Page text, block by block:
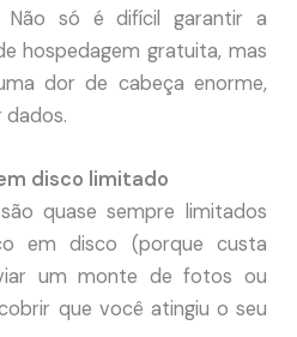
Não só é difícil garantir a
hospedagem gratuita, mas
dor de cabeça enorme,
dados.
disco limitado
quase sempre limitados
em disco (porque custa
um monte de fotos ou
que você atingiu o seu